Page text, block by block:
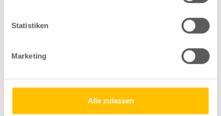
Statistiken
Marketing
Alle zulassen
time I comment.